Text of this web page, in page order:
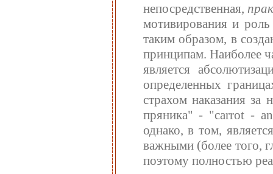
непосредственная,
мотивирования и
таким образом, в
принципам. Наиболее
является
определенных
страхом наказания за
пряника" - "carrot -
однако, в том,
важными (более того,
поэтому полностью